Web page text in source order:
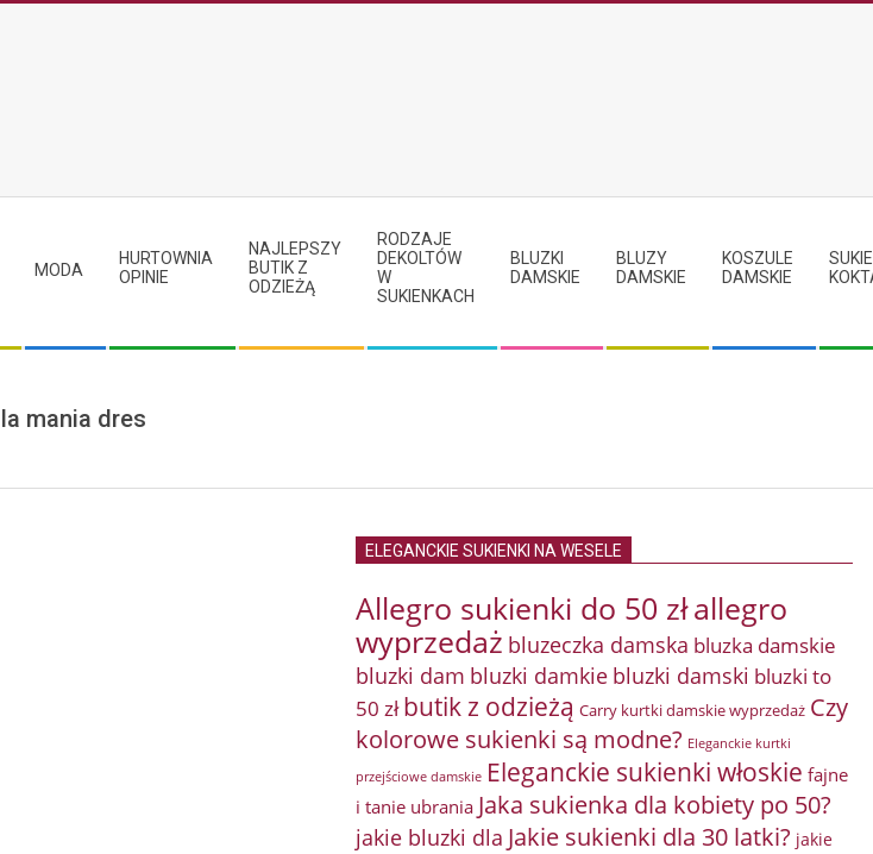
MODA
HURTOWNIA
OPINIE
NAJLEPSZY
BUTIK Z
ODZIEŻĄ
RODZAJE
DEKOLTÓW
W
SUKIENKACH
BLUZKI
DAMSKIE
BLUZY
DAMSKIE
KOSZULE
DAMSKIE
la mania dres
ELEGANCKIE SUKIENKI NA WESELE
Allegro sukienki do 50 złallegro
wyprzedaż bluzeczka damska bluzka damskie
bluzki dam bluzki damkie bluzki damski bluzki to
50 zł butik z odzieżą Carry kurtki damskie wyprzedaż Czy
kolorowe sukienki są modne? Eleganckie kurtki
przejściowe damskie Eleganckie sukienki włoskie fajne
i tanie ubrania Jaka sukienka dla kobiety po 50?
jakie bluzki dla Jakie sukienki dla 30 latki? jakie